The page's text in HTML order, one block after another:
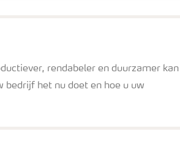
rendabeler en duurzamer kan
bedrijf het nu doet en hoe u uw